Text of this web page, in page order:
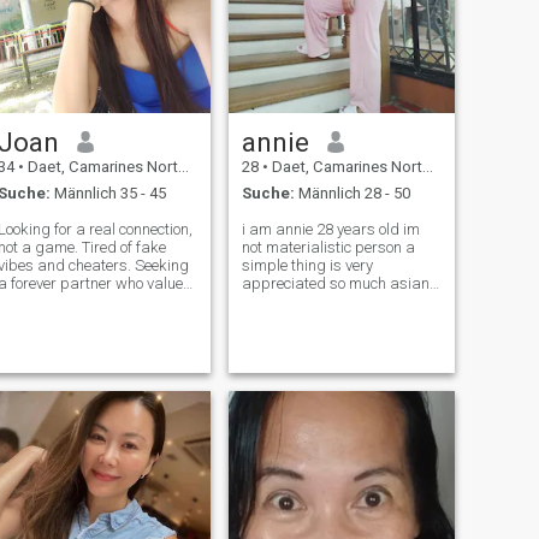
Joan
• Daet, Camarines Norte, Philippinen
Suche: Männlich 35 - 45
Looking for a real connection,
not a game. Tired of fake
and cheaters. Seeking
a forever partner who values
I am simple
annie
28 • Daet, Camarines Norte, Philippinen
Suche: Männlich 28 - 50
i am annie 28 years old im
not materialistic person a
simple thing is very
appreciated so much asian
and im here for something
serious so if yo